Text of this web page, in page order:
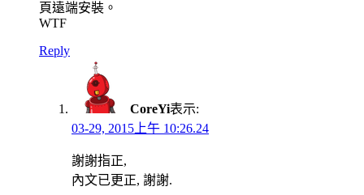
頁遠端安裝。
WTF
Reply
CoreYi表示:
03-29, 2015上午 10:26.24
謝謝指正,
內文已更正, 謝謝.